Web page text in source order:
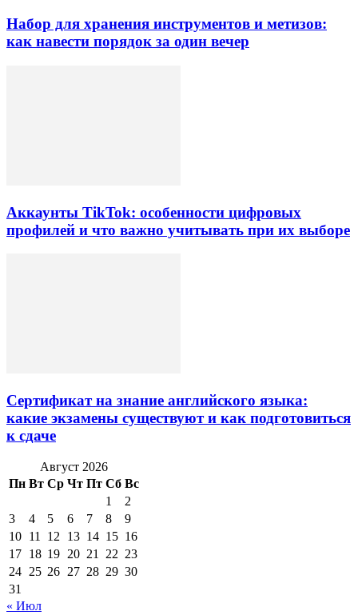
Набор для хранения инструментов и метизов:
как навести порядок за один вечер
Аккаунты TikTok: особенности цифровых
профилей и что важно учитывать при их выборе
Сертификат на знание английского языка:
какие экзамены существуют и как подготовиться
к сдаче
Август 2026
Пн Вт Ср Чт Пт Сб Вс
1
2
3
4 5 6 7 8
9
10 11 12 13 14 15 16
17 18 19 20 21 22 23
24 25 26 27 28 29 30
31
« Июл